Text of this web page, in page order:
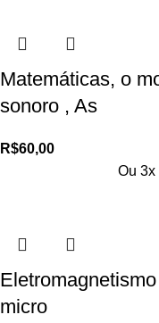
Matemáticas, o
sonoro , As
R$60,00
Ou 3x
micro